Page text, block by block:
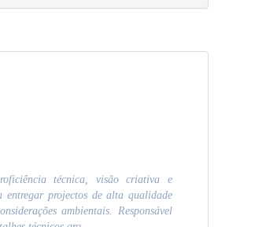
técnica, visão criativa e
entregar projectos de alta qualidade
ambientais. Responsável